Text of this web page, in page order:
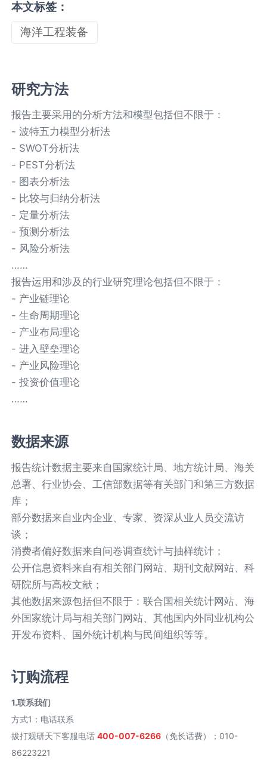
本文标签：
海洋工程装备
研究方法
报告主要采用的分析方法和模型包括但不限于：
- 波特五力模型分析法
- SWOT分析法
- PEST分析法
- 图表分析法
- 比较与归纳分析法
- 定量分析法
- 预测分析法
- 风险分析法
……
报告运用和涉及的行业研究理论包括但不限于：
- 产业链理论
- 生命周期理论
- 产业布局理论
- 进入壁垒理论
- 产业风险理论
- 投资价值理论
……
数据来源
报告统计数据主要来自国家统计局、地方统计局、海关
总署、行业协会、工信部数据等有关部门和第三方数据
库；
部分数据来自业内企业、专家、资深从业人员交流访
谈；
消费者偏好数据来自问卷调查统计与抽样统计；
公开信息资料来自有相关部门网站、期刊文献网站、科
研院所与高校文献；
其他数据来源包括但不限于：联合国相关统计网站、海
外国家统计局与相关部门网站、其他国内外同业机构公
开发布资料、国外统计机构与民间组织等等。
订购流程
1.联系我们
方式1 ： 电话联系
拔打观研天下客服电话400-007-6266 （免长话费）；010-
86223221